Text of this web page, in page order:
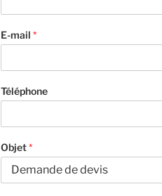
E-mail *
Téléphone
Objet*